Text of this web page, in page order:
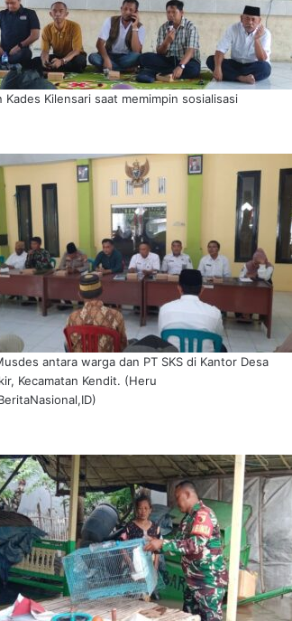
Kades Kilensari saat memimpin sosialisasi
antara warga dan PT SKS di Kantor Desa
Kecamatan Kendit. (Heru